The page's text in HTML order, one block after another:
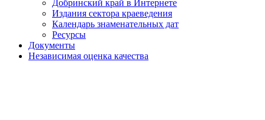
Добринский край в Интернете
Издания сектора краеведения
Календарь знаменательных дат
Ресурсы
Документы
Независимая оценка качества